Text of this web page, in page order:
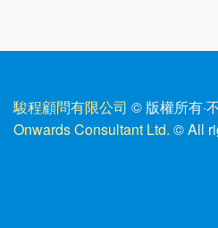
駿程顧問有限公司 © 版權所有·
Onwards Consultant Ltd. © All